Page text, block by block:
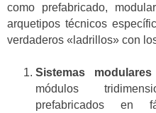
como prefabricado,
arquetipos técnicos
verdaderos «ladrillos» con
Sistemas
módulos
prefabricados en